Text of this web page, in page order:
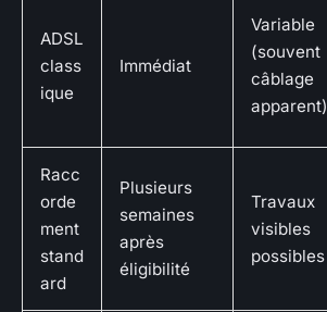
ADSL
class
ique
Immédiat
Variable
(souvent
câblage
apparent)
Racc
orde
ment
stand
ard
Plusieurs
semaines
après
éligibilité
Travaux
visibles
possibles